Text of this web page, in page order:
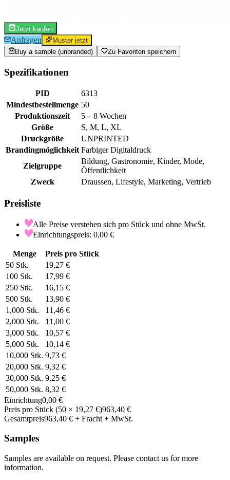
Jetzt kaufen
Anfragen
Muster jetzt
Buy a sample (unbranded)
Zu Favoriten speichern
Spezifikationen
PID
6313
Mindestbestellmenge 50
Produktionszeit
5 – 8 Wochen
Größe
S, M, L, XL
Druckgröße
UNPRINTED
Brandingmöglichkeit Farbiger Digitaldruck
Zielgruppe
Bildung, Gastronomie, Kinder, Mode,
Öffentlichkeit
Zweck
Draussen, Lifestyle, Marketing, Vertrieb
Preisliste
Alle Preise verstehen sich pro Stück und ohne MwSt.
Einrichtungspreis: 0,00 €
Menge
Preis pro Stück
50 Stk.
19,27 €
100 Stk.
17,99 €
250 Stk.
16,15 €
500 Stk.
13,90 €
1,000 Stk.
11,46 €
2,000 Stk.
11,00 €
3,000 Stk.
10,57 €
5,000 Stk.
10,14 €
10,000 Stk. 9,73 €
20,000 Stk. 9,32 €
30,000 Stk. 9,25 €
50,000 Stk. 8,32 €
Einrichtung0,00 €
Preis pro Stück (50 × 19,27 €)963,40 €
Gesamtpreis963,40 € + Fracht + MwSt.
Samples
Samples are available on request. Please contact us for more
information.